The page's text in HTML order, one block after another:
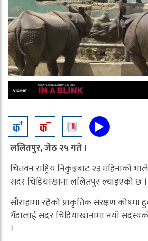
ललितपुर, जेठ २५ गते ।
चितवन राष्ट्रिय निकुञ्जबाट २३ महिनाको
सदर चिडियाखाना ललितपुर ल्याइएको छ ।
सौराहामा रहेको प्राकृतिक संरक्षण कोषमा
गैँडालाई सदर चिडियाखानामा नयाँ
।